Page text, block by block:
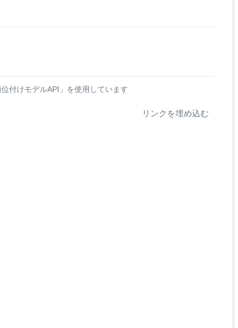
付けモデルAPI」を使用しています
リンクを埋め込む